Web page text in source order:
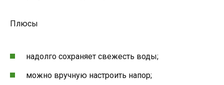
Плюсы
надолго сохраняет свежесть воды;
можно вручную настроить напор;